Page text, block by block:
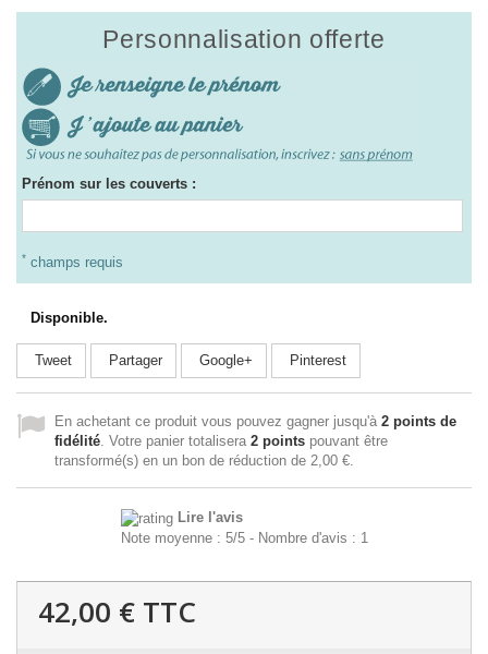
Personnalisation offerte
Prénom sur les couverts :
* champs requis
Disponible.
Tweet Partager Google+ Pinterest
En achetant ce produit vous pouvez gagner jusqu'à 2 points de
fidélité. Votre panier totalisera 2 points pouvant être
transformé(s) en un bon de réduction de 2,00 €.
Lire l'avis
Note moyenne : 5/5- Nombre d'avis : 1
42,00 € TTC